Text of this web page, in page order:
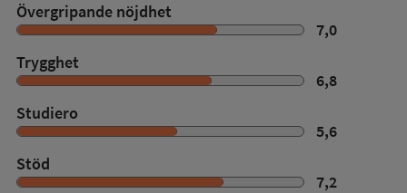
Övergripande nöjdhet
7,0
Trygghet
6,8
Studiero
5,6
Stöd
7,2